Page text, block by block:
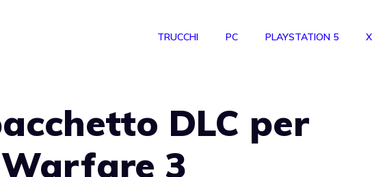
TRUCCHI PC PLAYSTATION 5
DLC per
3